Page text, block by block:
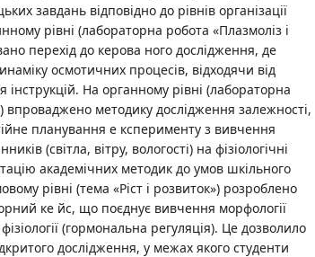
завдань відповідно до рівнів організації
рівні (лабораторна робота «Плазмоліз і
перехід до керова ного дослідження, де
осмотичних процесів, відходячи від
інструкцій. На органному рівні (лабораторна
впроваджено методику дослідження залежності,
планування е ксперименту з вивчення
(світла, вітру, вологості) на фізіологічні
академічних методик до умов шкільного
рівні (тема «Ріст і розвиток») розроблено
ке йс, що поєднує вивчення морфології
(гормональна регуляція). Це дозволило
дослідження, у межах якого студенти